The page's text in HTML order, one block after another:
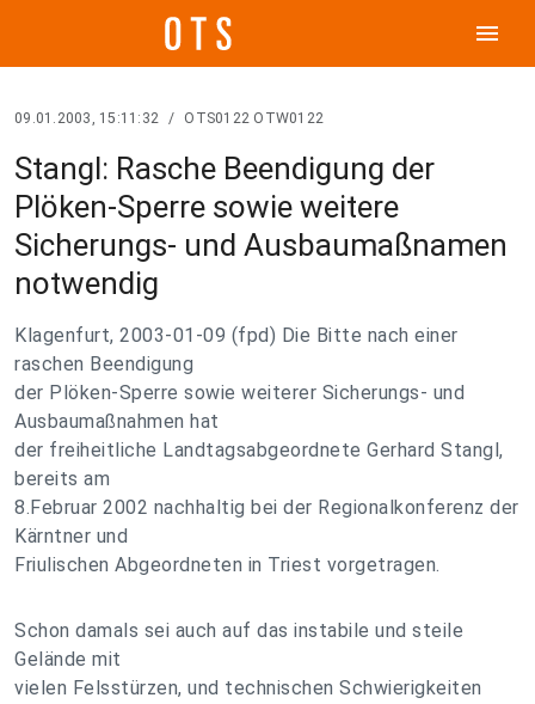
menu
09.01.2003, 15:11:32 / OTS0122 OTW0122
Stangl: Rasche Beendigung der
Plöken-Sperre sowie weitere
Sicherungs- und Ausbaumaßnamen
notwendig
Klagenfurt, 2003-01-09 (fpd) Die Bitte nach einer
raschen Beendigung
der Plöken-Sperre sowie weiterer Sicherungs- und
Ausbaumaßnahmen hat
der freiheitliche Landtagsabgeordnete Gerhard Stangl,
bereits am
8.Februar 2002 nachhaltig bei der Regionalkonferenz der
Kärntner und
Friulischen Abgeordneten in Triest vorgetragen.
Schon damals sei auch auf das instabile und steile
Gelände mit
vielen Felsstürzen, und technischen Schwierigkeiten